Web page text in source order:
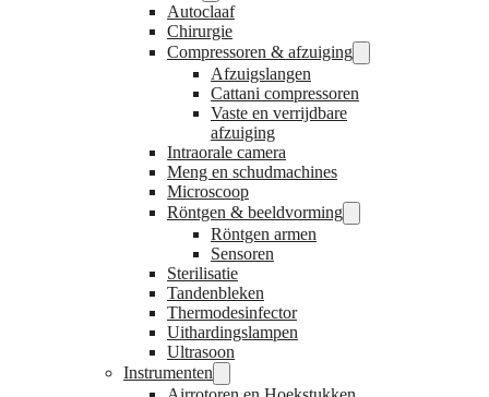
Autoclaaf
Chirurgie
Compressoren & afzuiging
Afzuigslangen
Cattani compressoren
Vaste en verrijdbare
afzuiging
Intraorale camera
Meng en schudmachines
Microscoop
Röntgen & beeldvorming
Röntgen armen
Sensoren
Sterilisatie
Tandenbleken
Thermodesinfector
Uithardingslampen
Ultrasoon
Instrumenten